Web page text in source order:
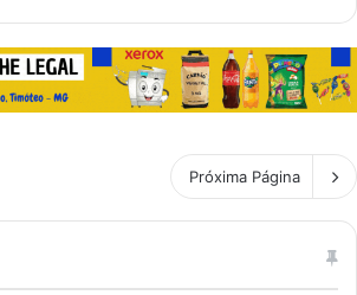
Próxima Página